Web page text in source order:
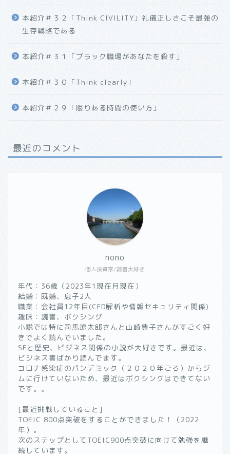
本紹介＃３２「Think CIVILITY」礼儀正しさこそ最強の
生存戦略である
本紹介＃３１「ブラック職場があなたを殺す」
本紹介＃３０「Think clearly」
本紹介＃２９「限りある時間の使い方」
最近のコメント
個人投資家/読書大好き
nono
年代：36歳（2023年1現在月現在）
結婚：既婚、息子2人
職業：会社員12年目(CFD解析や情報セキュリティ関係)
趣味：読書、ボクシング
小説では特に司馬遼太郎さんと山崎豊子さんがすごく好
きでよく読んでいました。
SFと歴史、ビジネス関係の小説が大好きです。最近は、
ビジネス書ばかり読んでます。
コロナ感染症のパンデミック（２０２０年ごろ）からジ
ムに行けていないため、最近はボクシングはできてない
です。。
[最近挑戦していること]
TOEIC 800点突破をすることができました！（2022
年）。
次のステップとしてTOEIC900点突破に向けて勉強を継
続しています。